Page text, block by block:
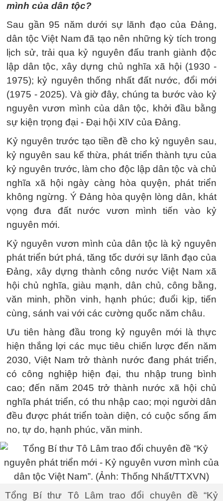
mình của dân tộc?
Sau gần 95 năm dưới sự lãnh đạo của Đảng,
dân tộc Việt Nam đã tạo nên những kỳ tích trong
lịch sử, trải qua kỷ nguyên đấu tranh giành độc
lập dân tộc, xây dựng chủ nghĩa xã hội (1930 -
1975); kỷ nguyên thống nhất đất nước, đổi mới
(1975 - 2025). Và giờ đây, chúng ta bước vào kỷ
nguyên vươn mình của dân tộc, khởi đầu bằng
sự kiện trọng đại - Đại hội XIV của Đảng.
Kỷ nguyên trước tạo tiền đề cho kỷ nguyên sau,
kỷ nguyên sau kế thừa, phát triển thành tựu của
kỷ nguyên trước, làm cho độc lập dân tộc và chủ
nghĩa xã hội ngày càng hòa quyện, phát triển
không ngừng. Ý Đảng hòa quyện lòng dân, khát
vọng đưa đất nước vươn mình tiến vào kỷ
nguyên mới.
Kỷ nguyên vươn mình của dân tộc là kỷ nguyên
phát triển bứt phá, tăng tốc dưới sự lãnh đạo của
Đảng, xây dựng thành công nước Việt Nam xã
hội chủ nghĩa, giàu mạnh, dân chủ, công bằng,
văn minh, phồn vinh, hạnh phúc; đuổi kịp, tiến
cùng, sánh vai với các cường quốc năm châu.
Ưu tiên hàng đầu trong kỷ nguyên mới là thực
hiện thắng lợi các mục tiêu chiến lược đến năm
2030, Việt Nam trở thành nước đang phát triển,
có công nghiệp hiện đại, thu nhập trung bình
cao; đến năm 2045 trở thành nước xã hội chủ
nghĩa phát triển, có thu nhập cao; mọi người dân
đều được phát triển toàn diện, có cuộc sống ấm
no, tự do, hạnh phúc, văn minh.
Tổng Bí thư Tô Lâm trao đổi chuyên đề “Kỷ